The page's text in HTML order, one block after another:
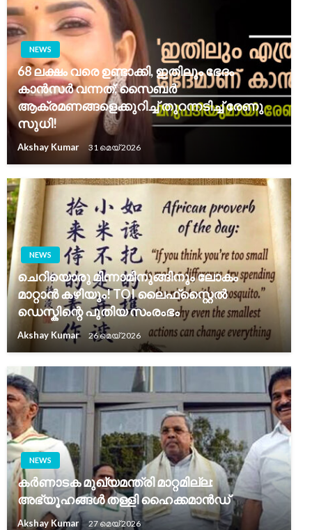
NEWS
68 ലക്ഷം വരെ ഉണ്ടാക്കി, ഇതിലും ഭേദം
കാൻസർ വന്നത്; സൈബർ
ആക്രമണങ്ങളെക്കുറിച്ച് തുറന്നടിച്ച് രേണു
സുധി!
Akshay Kumar 31 മെയ്‌ 2026
NEWS
ചെറിയൊരു മിന്നാമിനുങ്ങിനും ലോകം
മാറ്റാൻ കഴിയും! TOI ലൈഫ്‌സ്റ്റൈൽ
ഡെസ്കിന്റെ പുതിയ സംരംഭം
Akshay Kumar 26 മെയ്‌ 2026
NEWS
കർണാടക മുഖ്യമന്ത്രി മാറ്റമില്ല:
അഭ്യൂഹങ്ങൾ തള്ളി ഹൈക്കമാൻഡ്
Akshay Kumar 27 മെയ്‌ 2026